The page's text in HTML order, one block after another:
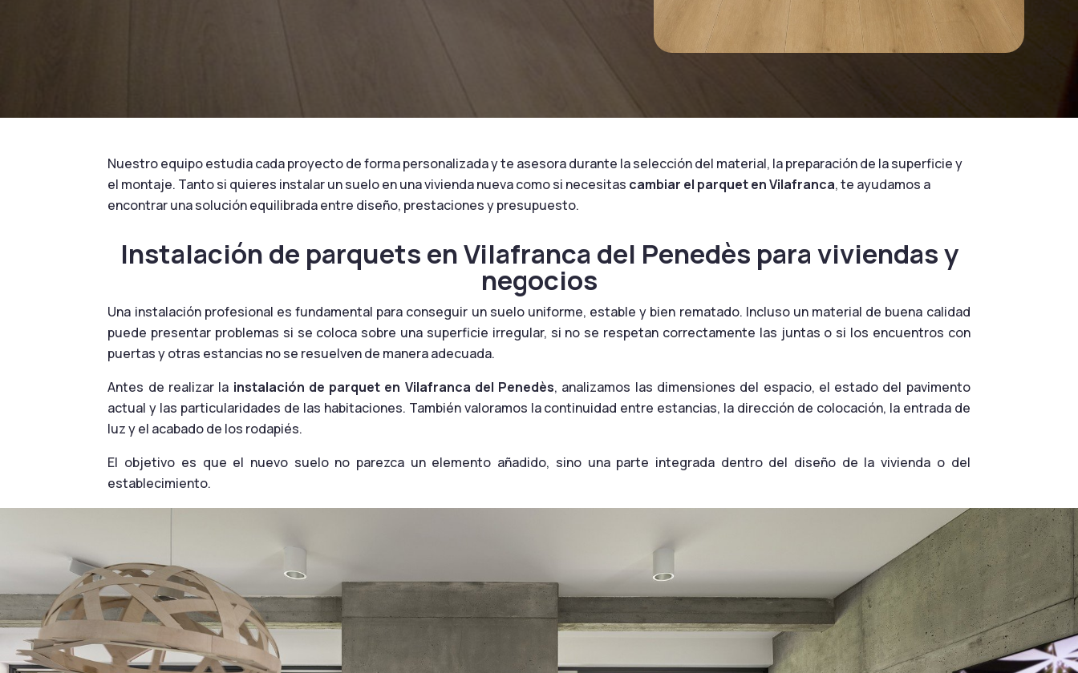
Nuestro equipo estudia cada proyecto de forma personalizada y te asesora durante la selección del material, la preparación de la superficie y
el montaje. Tanto si quieres instalar un suelo en una vivienda nueva como si necesitas cambiar el parquet en Vilafranca, te ayudamos a
encontrar una solución equilibrada entre diseño, prestaciones y presupuesto.
Instalación de parquets en Vilafranca del Penedès para viviendas y
negocios
Una instalación profesional es fundamental para conseguir un suelo uniforme, estable y bien rematado. Incluso un material de buena calidad
puede presentar problemas si se coloca sobre una superficie irregular, si no se respetan correctamente las juntas o si los encuentros con
puertas y otras estancias no se resuelven de manera adecuada.
Antes de realizar la instalación de parquet en Vilafranca del Penedès, analizamos las dimensiones del espacio, el estado del pavimento
actual y las particularidades de las habitaciones. También valoramos la continuidad entre estancias, la dirección de colocación, la entrada de
luz y el acabado de los rodapiés.
El objetivo es que el nuevo suelo no parezca un elemento añadido, sino una parte integrada dentro del diseño de la vivienda o del
establecimiento.